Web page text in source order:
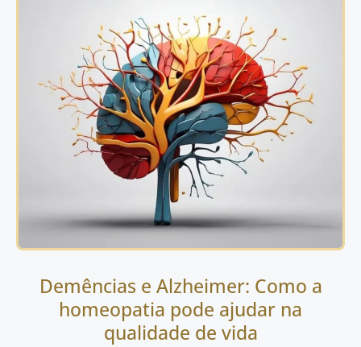
Demências e Alzheimer: Como a
homeopatia pode ajudar na
qualidade de vida